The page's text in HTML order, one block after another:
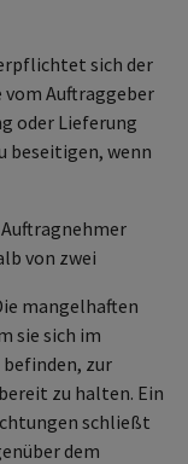
sich der
vom Auftraggeber
oder Lieferung
beseitigen, wenn
von zwei
mangelhaften
sie sich im
zur
zu halten. Ein
schließt
dem